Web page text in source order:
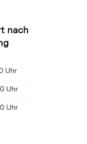
nach
Uhr
Uhr
Uhr